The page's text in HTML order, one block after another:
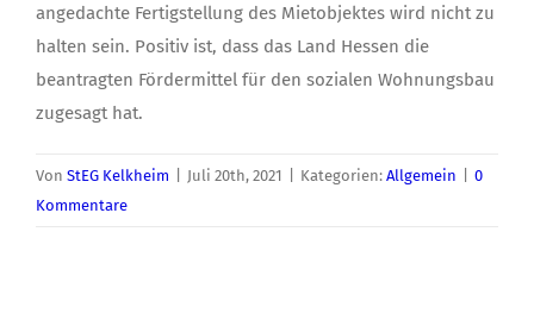
angedachte Fertigstellung des Mietobjektes wird nicht zu
halten sein. Positiv ist, dass das Land Hessen die
beantragten Fördermittel für den sozialen Wohnungsbau
zugesagt hat.
Von StEG Kelkheim Juli 20th, 2021 Kategorien: Allgemein
0
Kommentare